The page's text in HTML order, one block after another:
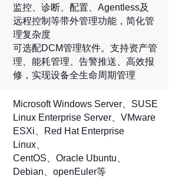
监控、诊断、配置、Agentless及
远程控制等带外管理功能，简化管
理复杂度
可选配DCM管理软件。支持资产管
理、能耗管理、告警推送、高效报
修，实现设备全生命周期管理
Microsoft Windows Server、SUSE
Linux Enterprise Server、VMware
ESXi、Red Hat Enterprise
Linux、
CentOS、Oracle Ubuntu、
Debian、openEuler等